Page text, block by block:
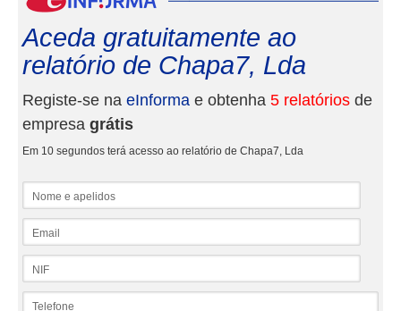
Aceda gratuitamente ao
relatório de Chapa7, Lda
Registe-se na eInforma e obtenha 5 relatórios de
empresa grátis
Em 10 segundos terá acesso ao relatório de Chapa7, Lda